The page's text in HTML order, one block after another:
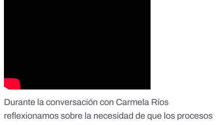
Durante la conversación con Carmela Ríos
reflexionamos sobre la necesidad de que los procesos